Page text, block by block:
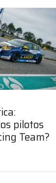
pilotos
Team?